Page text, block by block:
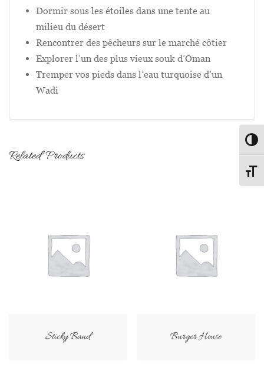
Dormir sous les étoiles dans une tente au
milieu du désert
Rencontrer des pêcheurs sur le marché côtier
Explorer l’un des plus vieux souk d’Oman
Tremper vos pieds dans l’eau turquoise d’un
Wadi
Related Products
Sticky Band Burger House